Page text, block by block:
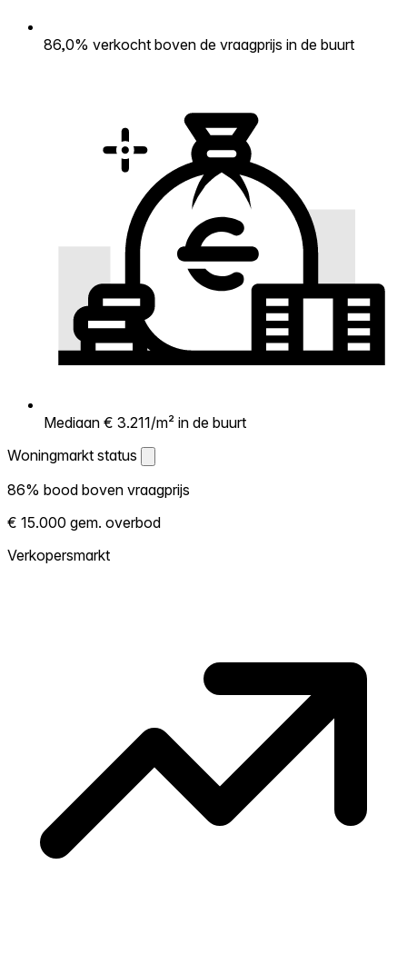
86,0% verkocht boven de vraagprijs in de buurt
Mediaan € 3.211/m² in de buurt
Woningmarkt status
Woningmarkt status
Laat zien hoe competitief de markt hier is.
Hoe meer woningen boven vraagprijs
verkopen, hoe heter. Heet? Verwacht
concurrentie en overweeg boven vraagprijs
86% bood boven vraagprijs
€ 15.000 gem. overbod
Verkopersmarkt